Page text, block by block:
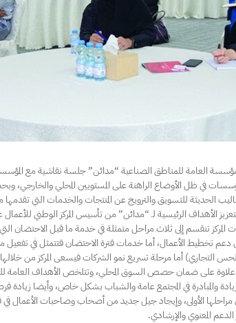
للمؤسسة العامة للمناطق الصناعية “مدائن” جلسة نقاشية مع
في ظل الأوضاع الراهنة على المستويين المحلي
الحديثة للتسويق والترويج عن المنتجات والخدمات التي
تنقسم إلى ثلاث مراحل متمثلة في خدمة ما قبل الاحتضان
دعم تخطيط الأعمال، أما خدمات فترة الاحتضان فتتمثل في
أما مرحلة تسريع نمو الشركات فيسعى المركز من خلالها
علاوة على ضمان حصص السوق المحلي، وتتلخص الأهداف العامة
والمبادرة في المجتمع عامة والشباب بشكل خاص، وأيضا زيادة
مراحلها الأولى، وإيجاد جيل جديد من أصحاب وصاحبات الأعمال
المعنوي والإرشادي.